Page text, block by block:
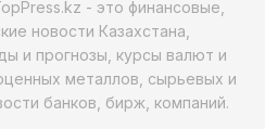
- это финансовые,
новости Казахстана,
и прогнозы, курсы валют и
металлов, сырьевых и
банков, бирж, компаний.